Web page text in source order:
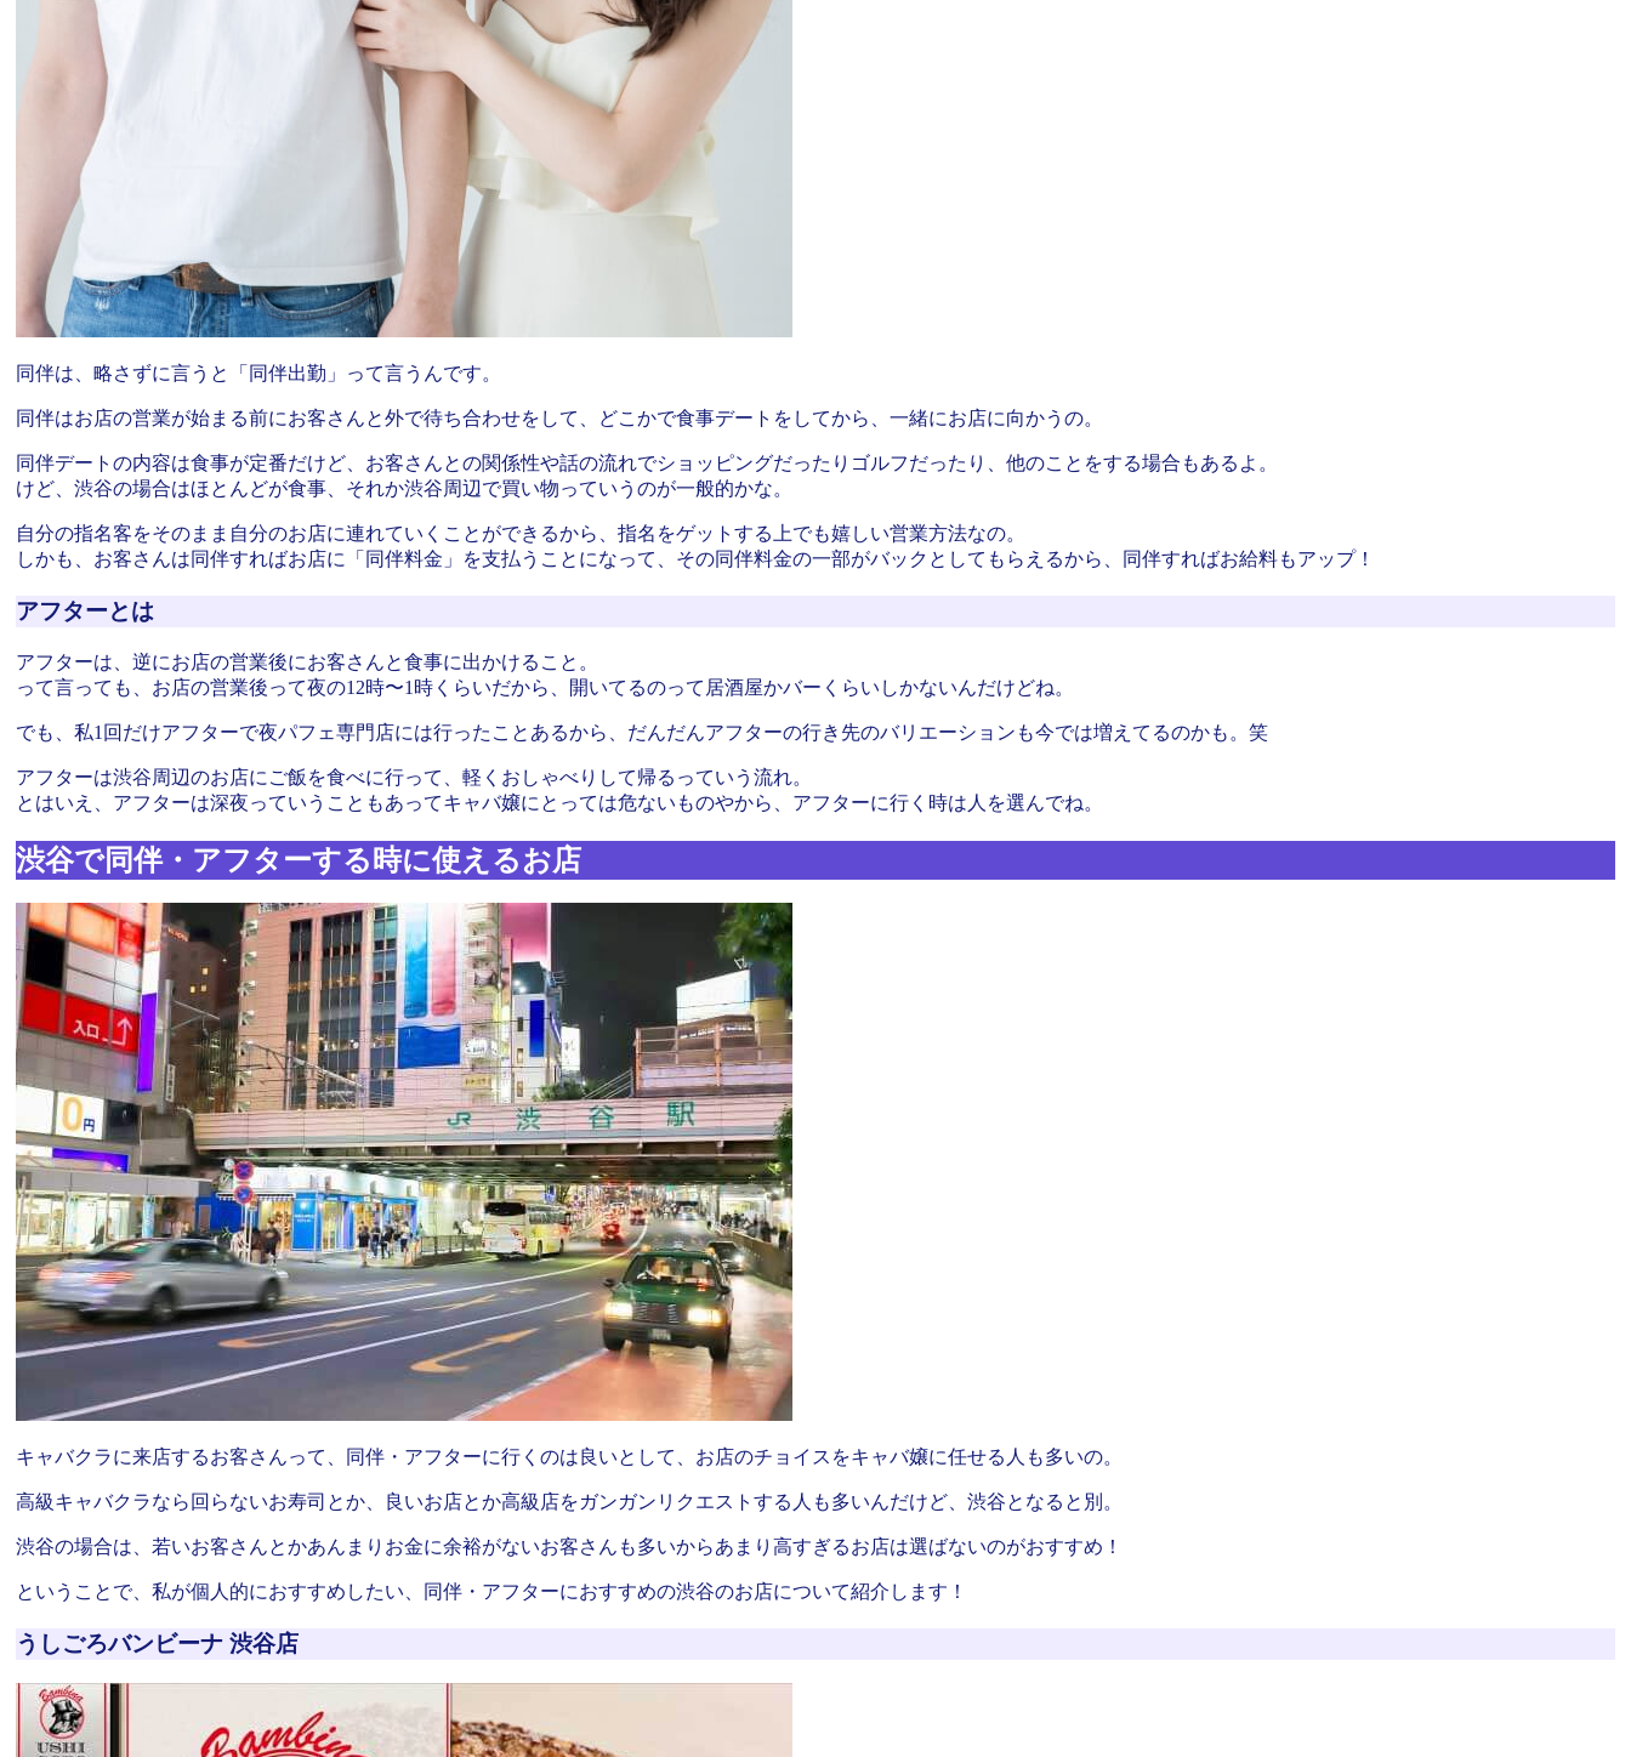
同伴は、略さずに言うと「同伴出勤」って言うんです。
同伴はお店の営業が始まる前にお客さんと外で待ち合わせをして、どこかで食事デートをしてから、一緒にお店に向かうの。
同伴デートの内容は食事が定番だけど、お客さんとの関係性や話の流れでショッピングだったりゴルフだったり、他のことをする場合もあるよ。
けど、渋谷の場合はほとんどが食事、それか渋谷周辺で買い物っていうのが一般的かな。
自分の指名客をそのまま自分のお店に連れていくことができるから、指名をゲットする上でも嬉しい営業方法なの。
しかも、お客さんは同伴すればお店に「同伴料金」を支払うことになって、その同伴料金の一部がバックとしてもらえるから、同伴すればお給料もアップ！
アフターとは
アフターは、逆にお店の営業後にお客さんと食事に出かけること。
って言っても、お店の営業後って夜の12時〜1時くらいだから、開いてるのって居酒屋かバーくらいしかないんだけどね。
でも、私1回だけアフターで夜パフェ専門店には行ったことあるから、だんだんアフターの行き先のバリエーションも今では増えてるのかも。笑
アフターは渋谷周辺のお店にご飯を食べに行って、軽くおしゃべりして帰るっていう流れ。
とはいえ、アフターは深夜っていうこともあってキャバ嬢にとっては危ないものやから、アフターに行く時は人を選んでね。
渋谷で同伴・アフターする時に使えるお店
キャバクラに来店するお客さんって、同伴・アフターに行くのは良いとして、お店のチョイスをキャバ嬢に任せる人も多いの。
高級キャバクラなら回らないお寿司とか、良いお店とか高級店をガンガンリクエストする人も多いんだけど、渋谷となると別。
渋谷の場合は、若いお客さんとかあんまりお金に余裕がないお客さんも多いからあまり高すぎるお店は選ばないのがおすすめ！
ということで、私が個人的におすすめしたい、同伴・アフターにおすすめの渋谷のお店について紹介します！
うしごろバンビーナ 渋谷店